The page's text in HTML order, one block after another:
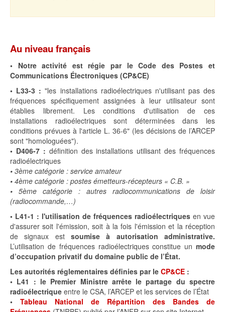
Au niveau français
•
Notre activité est régie par le Code des Postes et
Communications Électroniques (CP&CE)
• L33-3 : "les installations radioélectriques n'utilisant pas des
fréquences spécifiquement assignées à leur utilisateur sont
établies librement. Les conditions d'utilisation de ces
installations radioélectriques sont déterminées dans les
conditions prévues à l'article L. 36-6" (les décisions de l’ARCEP
sont "homologuées").
• D406-7 : définition des installations utilisant des fréquences
radioélectriques
• 3ème catégorie : service amateur
• 4ème catégorie : postes émetteurs-récepteurs « C.B. »
• 5ème catégorie : autres radiocommunications de loisir
(radiocommande,…)
• L41-1 : l'utilisation de fréquences radioélectriques en vue
d'assurer soit l'émission, soit à la fois l'émission et la réception
de signaux est soumise à autorisation administrative.
L’utilisation de fréquences radioélectriques constitue un mode
d’occupation privatif du domaine public de l’État.
Les autorités réglementaires définies par le CP&CE :
• L41 : le Premier Ministre arrête le partage du spectre
radioélectrique entre le CSA, l’ARCEP et les services de l’État
• Tableau National de Répartition des Bandes de